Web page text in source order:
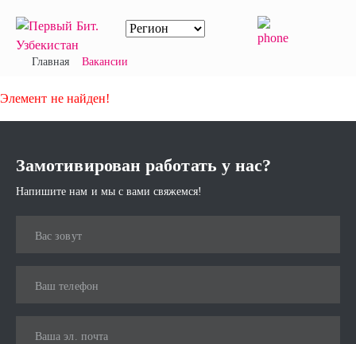
Главная Вакансии
Элемент не найден!
Замотивирован работать у нас?
Напишите нам и мы с вами свяжемся!
Вас зовут
Ваш телефон
Ваша эл. почта